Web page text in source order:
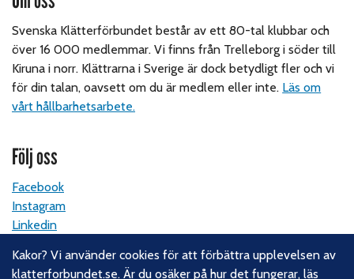
Svenska Klätterförbundet består av ett 80-tal klubbar och
över 16 000 medlemmar. Vi finns från Trelleborg i söder till
Kiruna i norr. Klättrarna i Sverige är dock betydligt fler och vi
för din talan, oavsett om du är medlem eller inte. Läs om
vårt hållbarhetsarbete.
Följ oss
Facebook
Instagram
Linkedin
Kakor? Vi använder cookies för att förbättra upplevelsen av
klatterforbundet.se. Är du osäker på hur det fungerar,läs